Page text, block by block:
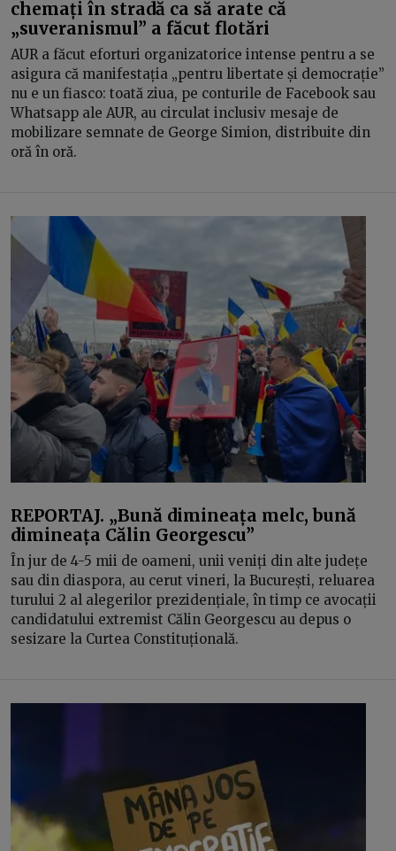
chemați în stradă ca să arate că
„suveranismul” a făcut flotări
AUR a făcut eforturi organizatorice intense pentru a se
asigura că manifestația „pentru libertate și democrație”
nu e un fiasco: toată ziua, pe conturile de Facebook sau
Whatsapp ale AUR, au circulat inclusiv mesaje de
mobilizare semnate de George Simion, distribuite din
oră în oră.
REPORTAJ. „Bună dimineața melc, bună
dimineața Călin Georgescu”
În jur de 4-5 mii de oameni, unii veniți din alte județe
sau din diaspora, au cerut vineri, la București, reluarea
turului 2 al alegerilor prezidențiale, în timp ce avocații
candidatului extremist Călin Georgescu au depus o
sesizare la Curtea Constituțională.